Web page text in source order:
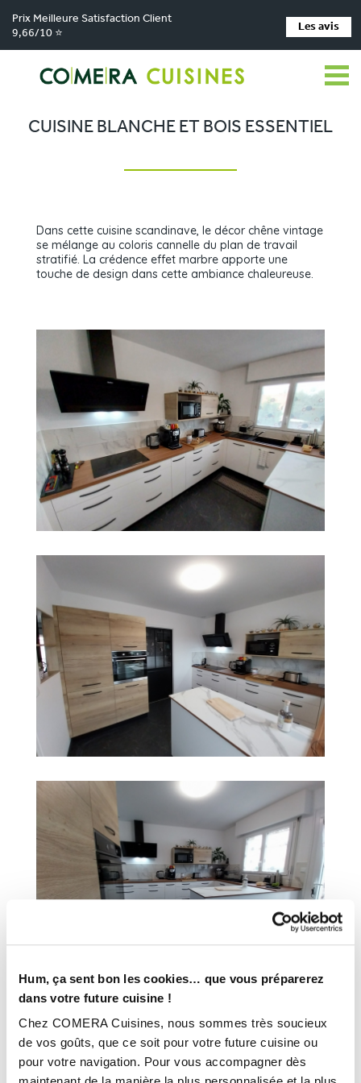
Hum, ça sent bon les cookies… que vous préparerez
dans votre future cuisine !
Chez COMERA Cuisines, nous sommes très soucieux
de vos goûts, que ce soit pour votre future cuisine ou
pour votre navigation. Pour vous accompagner dès
Prix Meilleure Satisfaction Client
9,66/10 ⭐
Les avis
Comera Cuisines > Nos magasins de cuisine > Cuisiniste Cholet
Réalisations > Cuisine blanche et bois essentiel
CUISINE BLANCHE ET BOIS ESSENTIEL
Dans cette cuisine scandinave, le décor chêne vintage
se mélange au coloris cannelle du plan de travail
stratifié. La crédence effet marbre apporte une
touche de design dans cette ambiance chaleureuse.
INFORMATIONS
TECHNIQUES :